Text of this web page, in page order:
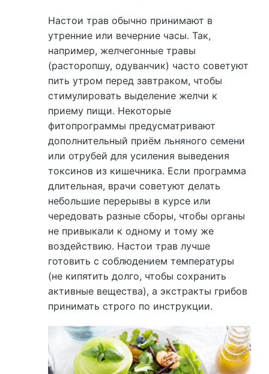
Настои трав обычно принимают в
утренние или вечерние часы. Так,
например, желчегонные травы
(расторопшу, одуванчик) часто советуют
пить утром перед завтраком, чтобы
стимулировать выделение желчи к
приему пищи. Некоторые
фитопрограммы предусматривают
дополнительный приём льняного семени
или отрубей для усиления выведения
токсинов из кишечника. Если программа
длительная, врачи советуют делать
небольшие перерывы в курсе или
чередовать разные сборы, чтобы органы
не привыкали к одному и тому же
воздействию. Настои трав лучше
готовить с соблюдением температуры
(не кипятить долго, чтобы сохранить
активные вещества), а экстракты грибов
принимать строго по инструкции.